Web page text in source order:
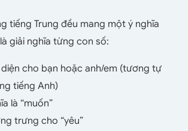
tiếng Trung đều mang một ý nghĩa
giải nghĩa từng con số:
cho bạn hoặc anh/em (tương tự
tiếng Anh)
là “muốn”
trưng cho “yêu”